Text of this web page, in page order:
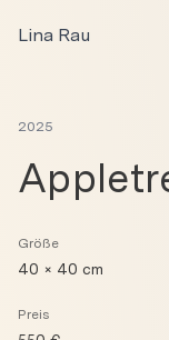
Lina Rau
2025
Größe
40 × 40 cm
Preis